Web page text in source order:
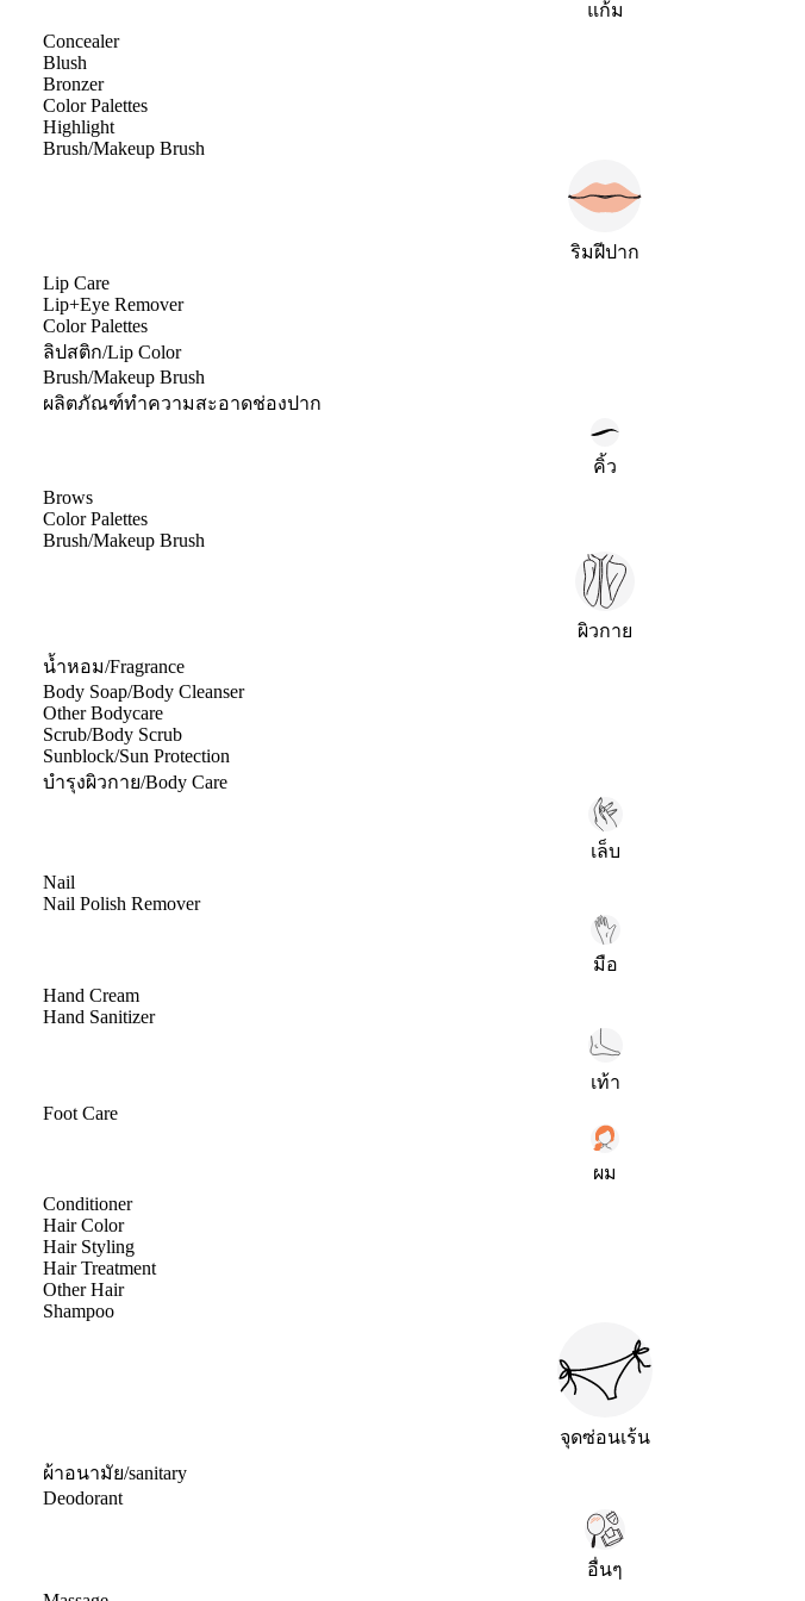
แก้ม
Concealer
Blush
Bronzer
Color Palettes
Highlight
Brush/Makeup Brush
ริมฝีปาก
Lip Care
Lip+Eye Remover
Color Palettes
ลิปสติก/Lip Color
Brush/Makeup Brush
ผลิตภัณฑ์ทำความสะอาดช่องปาก
คิ้ว
Brows
Color Palettes
Brush/Makeup Brush
ผิวกาย
น้ำหอม/Fragrance
Body Soap/Body Cleanser
Other Bodycare
Scrub/Body Scrub
Sunblock/Sun Protection
บำรุงผิวกาย/Body Care
เล็บ
Nail
Nail Polish Remover
มือ
Hand Cream
Hand Sanitizer
เท้า
Foot Care
ผม
Conditioner
Hair Color
Hair Styling
Hair Treatment
Other Hair
Shampoo
จุดซ่อนเร้น
ผ้าอนามัย/sanitary
Deodorant
อื่นๆ